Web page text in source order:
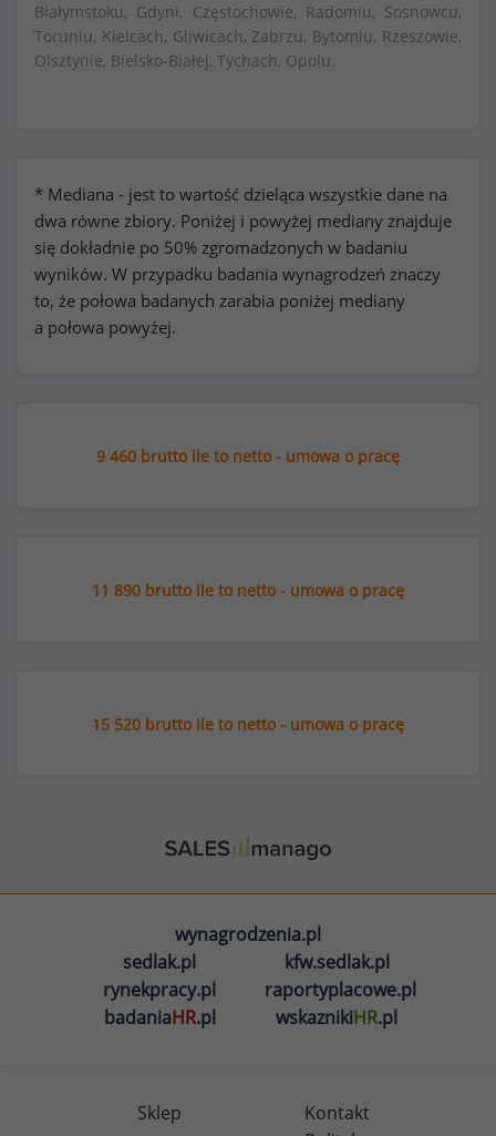
Białymstoku, Gdyni, Częstochowie, Radomiu, Sosnowcu,
Toruniu, Kielcach, Gliwicach, Zabrzu, Bytomiu, Rzeszowie,
Olsztynie, Bielsko-Białej, Tychach, Opolu.
* Mediana - jest to wartość dzieląca wszystkie dane na
dwa równe zbiory. Poniżej i powyżej mediany znajduje
się dokładnie po 50% zgromadzonych w badaniu
wyników. W przypadku badania wynagrodzeń znaczy
to, że połowa badanych zarabia poniżej mediany
a połowa powyżej.
9 460 brutto ile to netto - umowa o pracę
11 890 brutto ile to netto - umowa o pracę
15 520 brutto ile to netto - umowa o pracę
wynagrodzenia.pl
sedlak.pl
kfw.sedlak.pl
rynekpracy.pl
raportyplacowe.pl
badaniaHR.pl wskaznikiHR.pl
Sklep
Kontakt